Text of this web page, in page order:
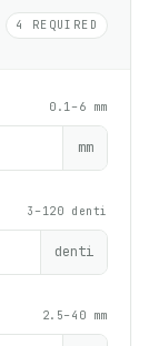
4 REQUIRED
0.1–6 mm
mm
3–120 denti
denti
2.5–40 mm